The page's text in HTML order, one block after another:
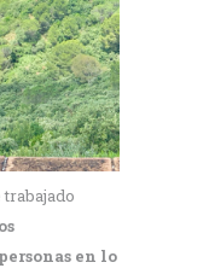
en lo